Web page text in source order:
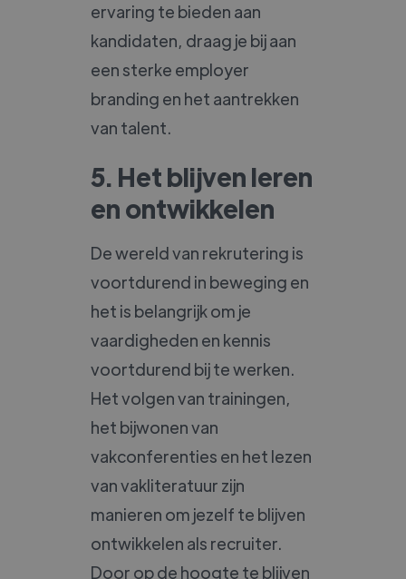
ervaring te bieden aan
kandidaten, draag je bij aan
een sterke employer
branding en het aantrekken
van talent.
5. Het blijven leren
en ontwikkelen
De wereld van rekrutering is
voortdurend in beweging en
het is belangrijk om je
vaardigheden en kennis
voortdurend bij te werken.
Het volgen van trainingen,
het bijwonen van
vakconferenties en het lezen
van vakliteratuur zijn
manieren om jezelf te blijven
ontwikkelen als recruiter.
Door op de hoogte te blijven